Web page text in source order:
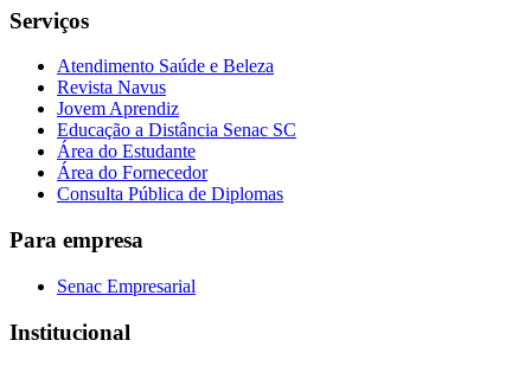
Serviços
Atendimento Saúde e Beleza
Revista Navus
Jovem Aprendiz
Educação a Distância Senac SC
Área do Estudante
Área do Fornecedor
Consulta Pública de Diplomas
Para empresa
Senac Empresarial
Institucional